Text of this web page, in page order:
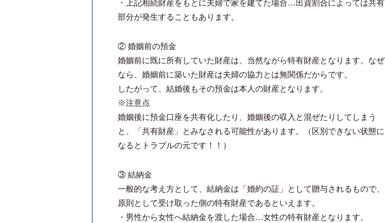
・上記相続財産をもとに夫婦で家を建てた場合…出資割合によっては共有
部分が発生することもあります。
② 婚姻前の預金
婚姻前に既に所有していた財産は、当然ながら特有財産となります。なぜ
なら、婚姻前に築いた財産は夫婦の協力とは無関係だからです。
したがって、結婚後もその預金は本人の財産となります。
※注意点
婚姻後に預金口座を共有化したり、婚姻後の収入と混ぜたりしてしまう
と、「共有財産」とみなされる可能性があります。（区別できない状態に
なるとトラブルの元です！！）
③ 結納金
一般的な考え方として、結納金は「婚約の証」として贈与されるもので、
原則として受け取った側の特有財産であるといえます。
・男性から女性へ結納金を渡した場合…女性の特有財産となります。